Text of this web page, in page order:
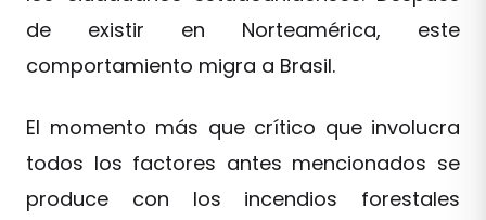
de existir en Norteamérica, este
comportamiento migra a Brasil.
El momento más que crítico que involucra
todos los factores antes mencionados se
produce con los incendios forestales